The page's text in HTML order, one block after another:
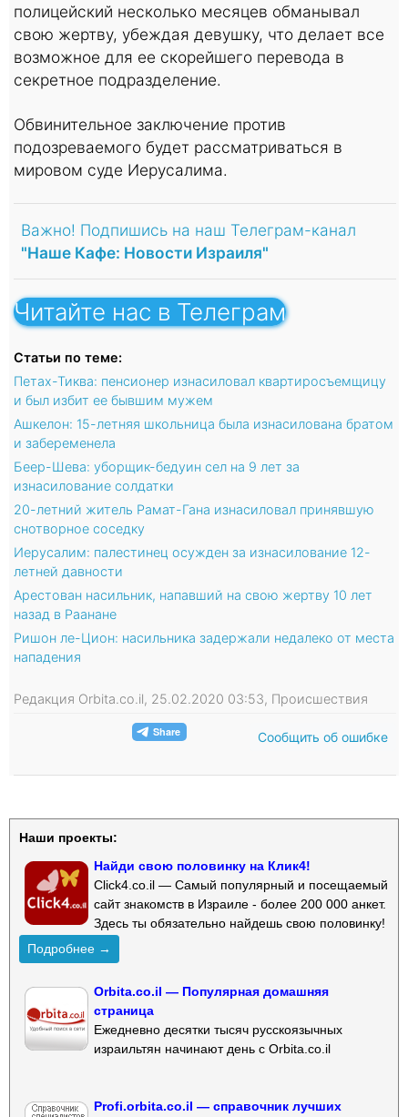
полицейский несколько месяцев обманывал
свою жертву, убеждая девушку, что делает все
возможное для ее скорейшего перевода в
секретное подразделение.
Обвинительное заключение против
подозреваемого будет рассматриваться в
мировом суде Иерусалима.
Важно! Подпишись на наш Телеграм-канал
"Наше Кафе: Новости Израиля"
Читайте нас в Телеграм
Статьи по теме:
Петах-Тиква: пенсионер изнасиловал квартиросъемщицу
и был избит ее бывшим мужем
Ашкелон: 15-летняя школьница была изнасилована братом
и забеременела
Беер-Шева: уборщик-бедуин сел на 9 лет за
изнасилование солдатки
20-летний житель Рамат-Гана изнасиловал принявшую
снотворное соседку
Иерусалим: палестинец осужден за изнасилование 12-
летней давности
Арестован насильник, напавший на свою жертву 10 лет
назад в Раанане
Ришон ле-Цион: насильника задержали недалеко от места
нападения
Редакция Orbita.co.il, 25.02.2020 03:53, Происшествия
Сообщить об ошибке
Наши проекты:
Найди свою половинку на Клик4!
Click4.co.il — Самый популярный и посещаемый
сайт знакомств в Израиле - более 200 000 анкет.
Здесь ты обязательно найдешь свою половинку!
Подробнее →
Orbita.co.il — Популярная домашняя
страница
Ежедневно десятки тысяч русскоязычных
израильтян начинают день с Orbita.co.il
Profi.orbita.co.il — справочник лучших